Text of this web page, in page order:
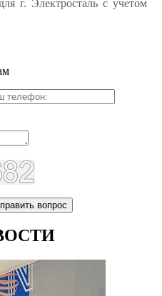
г. Электросталь с учетом
вопрос